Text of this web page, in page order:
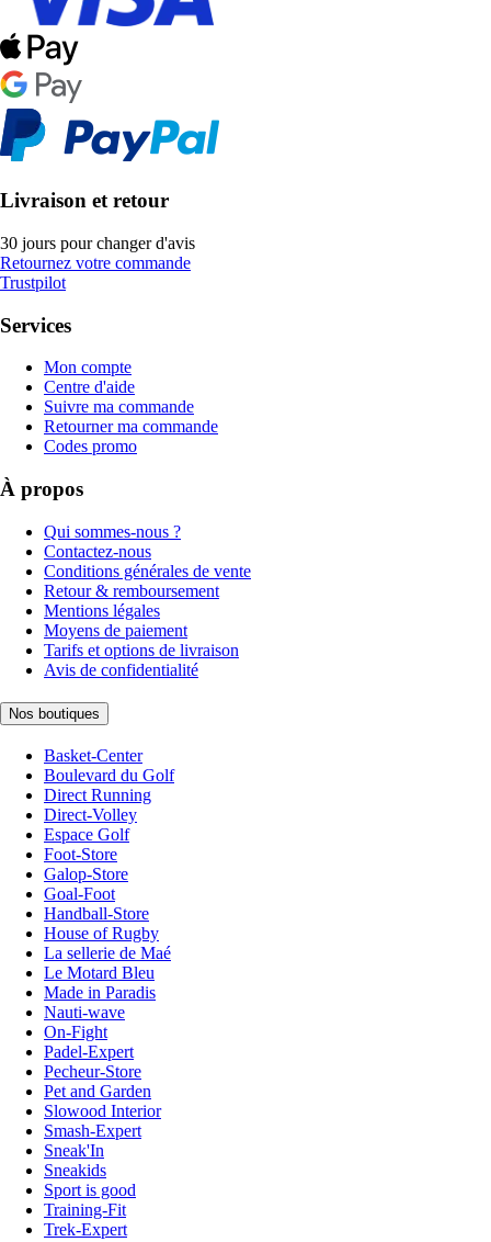
Livraison et retour
30 jours pour changer d'avis
Retournez votre commande
Trustpilot
Services
Mon compte
Centre d'aide
Suivre ma commande
Retourner ma commande
Codes promo
À propos
Qui sommes-nous ?
Contactez-nous
Conditions générales de vente
Retour & remboursement
Mentions légales
Moyens de paiement
Tarifs et options de livraison
Avis de confidentialité
Nos boutiques
Basket-Center
Boulevard du Golf
Direct Running
Direct-Volley
Espace Golf
Foot-Store
Galop-Store
Goal-Foot
Handball-Store
House of Rugby
La sellerie de Maé
Le Motard Bleu
Made in Paradis
Nauti-wave
On-Fight
Padel-Expert
Pecheur-Store
Pet and Garden
Slowood Interior
Smash-Expert
Sneak'In
Sneakids
Sport is good
Training-Fit
Trek-Expert